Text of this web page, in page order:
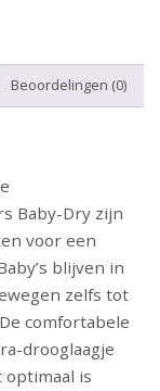
Beoordelingen (0)
Baby-Dry zijn
voor een
blijven in
zelfs tot
comfortabele
drooglaagje
optimaal is